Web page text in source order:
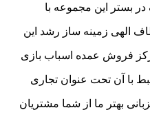
بستر این مجموعه با
الهی زمینه ساز رشد این
فروش عمده اسباب بازی
با آن تحت عنوان تجاری
بهتر ما از شما مشتریان